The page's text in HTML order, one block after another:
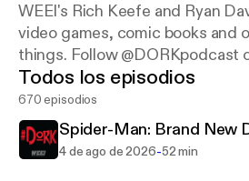
WEEI's Rich Keefe and Ryan
video games, comic books and
things. Follow @DORKpodcast
Instagram and YouTube.
Todos los episodios
670 episodios
Spider-Man: Brand New
4 de ago de 2026-52 min